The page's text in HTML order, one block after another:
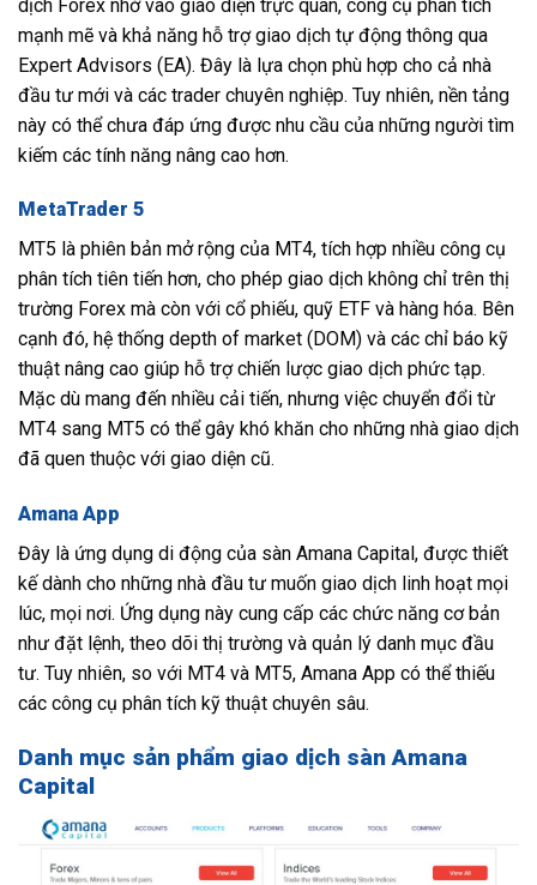
dịch Forex nhờ vào giao diện trực quan, công cụ phân tích
mạnh mẽ và khả năng hỗ trợ giao dịch tự động thông qua
Expert Advisors (EA). Đây là lựa chọn phù hợp cho cả nhà
đầu tư mới và các trader chuyên nghiệp. Tuy nhiên, nền tảng
này có thể chưa đáp ứng được nhu cầu của những người tìm
kiếm các tính năng nâng cao hơn.
MetaTrader 5
MT5 là phiên bản mở rộng của MT4, tích hợp nhiều công cụ
phân tích tiên tiến hơn, cho phép giao dịch không chỉ trên thị
trường Forex mà còn với cổ phiếu, quỹ ETF và hàng hóa. Bên
cạnh đó, hệ thống depth of market (DOM) và các chỉ báo kỹ
thuật nâng cao giúp hỗ trợ chiến lược giao dịch phức tạp.
Mặc dù mang đến nhiều cải tiến, nhưng việc chuyển đổi từ
MT4 sang MT5 có thể gây khó khăn cho những nhà giao dịch
đã quen thuộc với giao diện cũ.
Amana App
Đây là ứng dụng di động của sàn Amana Capital, được thiết
kế dành cho những nhà đầu tư muốn giao dịch linh hoạt mọi
lúc, mọi nơi. Ứng dụng này cung cấp các chức năng cơ bản
như đặt lệnh, theo dõi thị trường và quản lý danh mục đầu
tư. Tuy nhiên, so với MT4 và MT5, Amana App có thể thiếu
các công cụ phân tích kỹ thuật chuyên sâu.
Danh mục sản phẩm giao dịch sàn Amana
Capital